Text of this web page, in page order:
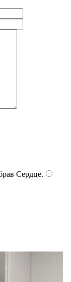
Сердце.